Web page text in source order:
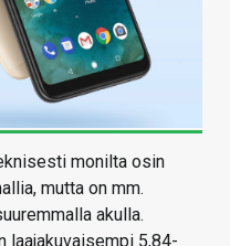
monilta osin
mutta on mm.
akulla.
laajakuvaisempi 5,84-